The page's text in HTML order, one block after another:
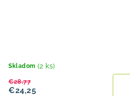
Skladom (2 ks)
€24,25
€28,77